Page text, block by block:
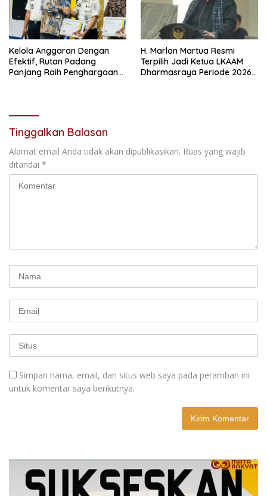
Kelola Anggaran Dengan
Efektif, Rutan Padang
Panjang Raih Penghargaan
H. Marlon Martua Resmi
Terpilih Jadi Ketua LKAAM
Dharmasraya Periode 2026–
Tinggalkan Balasan
Alamat email Anda tidak akan dipublikasikan. Ruas yang wajib
ditandai *
Simpan nama, email, dan situs web saya pada peramban ini
untuk komentar saya berikutnya.